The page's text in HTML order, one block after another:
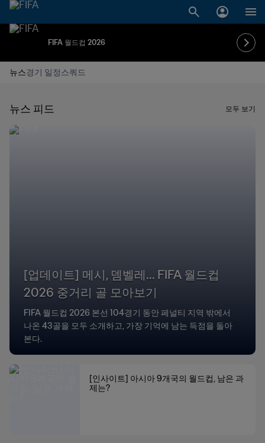
FIFA 월드컵 2026
뉴스경기 일정스쿼드
뉴스 피드 모두 보기
[업데이트] 메시, 뎀벨레... FIFA 월드컵
2026 중거리 골 모아보기
FIFA 월드컵 2026 본선 104경기 동안 페널티 지역 밖에서
나온 43골을 모두 소개하고, 가장 기억에 남는 득점을 돌아
본다.
[인사이트] 아시아 9개국의 월드컵, 남은 과
제는?